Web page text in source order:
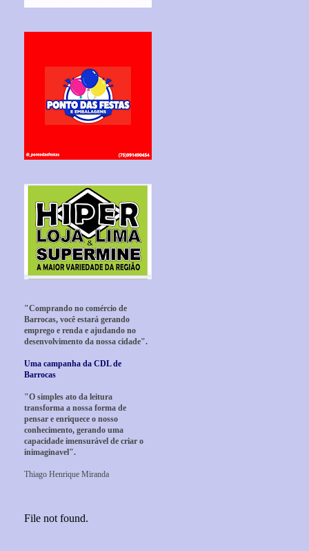
"Comprando no comércio de
Barrocas, você estará gerando
emprego e renda e ajudando no
desenvolvimento da nossa cidade".
Uma campanha da CDL de
Barrocas
"O simples ato da leitura
transforma a nossa forma de
pensar e enriquece o nosso
conhecimento, gerando uma
capacidade imensurável de criar o
inimaginavel".
Thiago Henrique Miranda